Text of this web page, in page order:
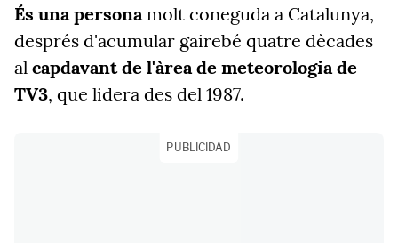
És una personamolt coneguda a Catalunya,
després d'acumular gairebé quatre dècades
al capdavant de l'àrea de meteorologia de
TV3, que lidera des del 1987.
PUBLICIDAD